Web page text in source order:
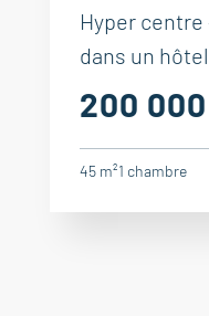
Hyper
dans un
200
45 m²1 chambre